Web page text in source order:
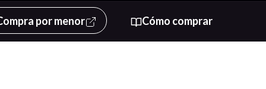
por menor Cómo comprar